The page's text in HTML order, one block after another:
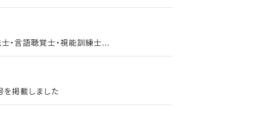
・言語聴覚士・視能訓練士...
を掲載しました